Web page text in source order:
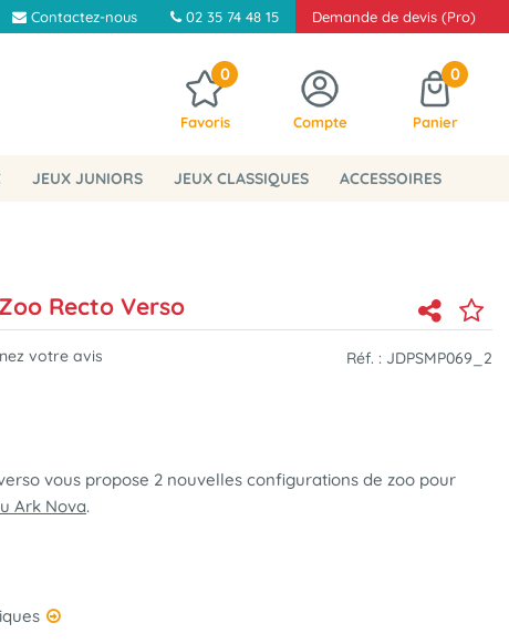
Contactez-nous 02 35 74 48 15 Demande de devis (Pro)
0
Favoris Compte
0
Panier
JEUX JUNIORS JEUX CLASSIQUES ACCESSOIRES
Recto Verso
votre avis Réf. : JDPSMP069_2
vous propose 2 nouvelles configurations de zoo pour
Ark Nova.